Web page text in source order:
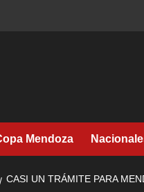
Mendoza
CASI UN TRÁMITE PARA